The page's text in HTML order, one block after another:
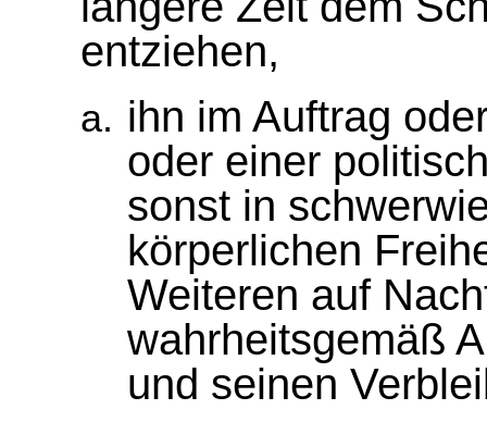
entziehen,
ihn im Auftrag
oder einer
sonst in
körperlichen
Weiteren auf
wahrheitsgemäß
und seinen